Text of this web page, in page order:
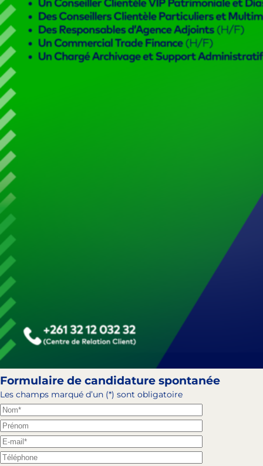
Formulaire de candidature spontanée
Les champs marqué d’un (*) sont obligatoire